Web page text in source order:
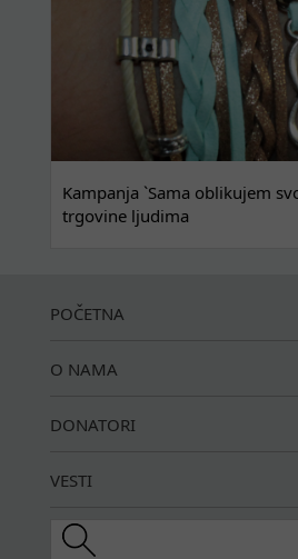
Kampanja `Sama oblikujem
trgovine ljudima
POČETNA
O NAMA
DONATORI
VESTI
Search this site